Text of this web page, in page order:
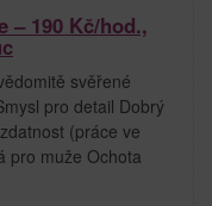
– 190 Kč/hod.,
svěřené
pro detail Dobrý
(práce ve
pro muže Ochota